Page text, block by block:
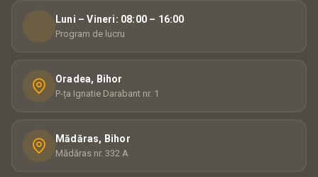
Luni – Vineri: 08:00 – 16:00
Program de lucru
Oradea, Bihor
P-ța Ignatie Darabant nr. 1
Mădăras, Bihor
Mădăras nr. 332 A